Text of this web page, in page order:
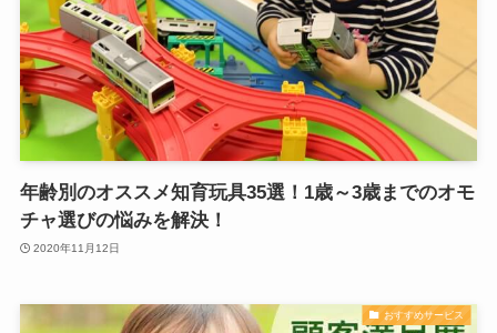
年齢別のオススメ知育玩具35選！1歳～3歳までのオモ
チャ選びの悩みを解決！
2020年11月12日
おすすめサービス